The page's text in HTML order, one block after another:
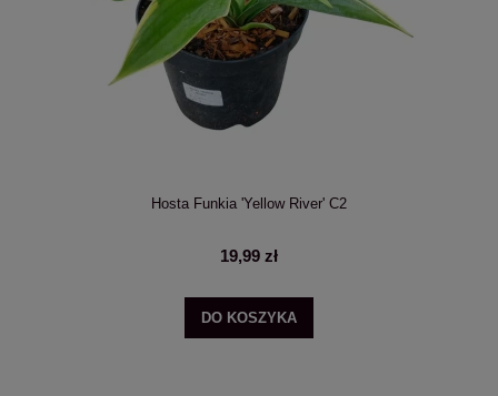
Hosta Funkia 'Yellow River' C2
19,99 zł
DO KOSZYKA